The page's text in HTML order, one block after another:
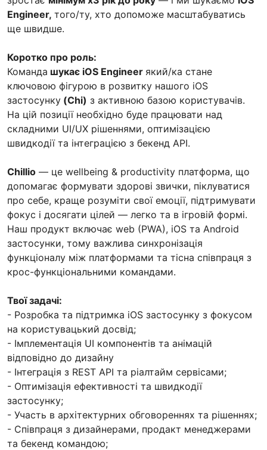
Engineer, того/ту, хто допоможе масштабуватись
ще швидше.
Коротко про роль:
Команда шукає iOS Engineer який/ка стане
ключовою фігурою в розвитку нашого iOS
застосунку (Chi) з активною базою користувачів.
На цій позиції необхідно буде працювати над
складними UI/UX рішеннями, оптимізацією
швидкодії та інтеграцією з бекенд API.
Chillio — це wellbeing & productivity платформа, що
допомагає формувати здорові звички, піклуватися
про себе, краще розуміти свої емоції, підтримувати
фокус і досягати цілей — легко та в ігровій формі.
Наш продукт включає web (PWA), iOS та Android
застосунки, тому важлива синхронізація
функціоналу між платформами та тісна співпраця з
крос-функціональними командами.
Твої задачі:
- Розробка та підтримка iOS застосунку з фокусом
на користувацький досвід;
- Імплементація UI компонентів та анімацій
відповідно до дизайну
- Інтеграція з REST API та ріалтайм сервісами;
- Оптимізація ефективності та швидкодії
застосунку;
- Участь в архітектурних обговореннях та рішеннях;
- Співпраця з дизайнерами, продакт менеджерами
та бекенд командою;